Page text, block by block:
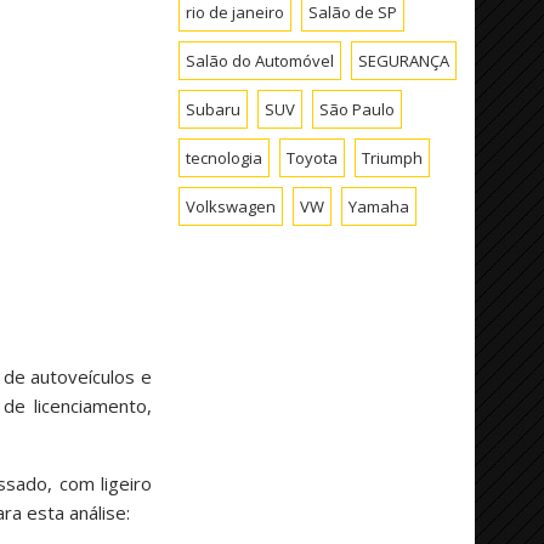
autoveículos e
licenciamento,
com ligeiro
esta análise:
rio de janeiro Salão de SP
Salão do Automóvel SEGURANÇA
Subaru SUV São Paulo
tecnologia Toyota Triumph
Volkswagen VW Yamaha